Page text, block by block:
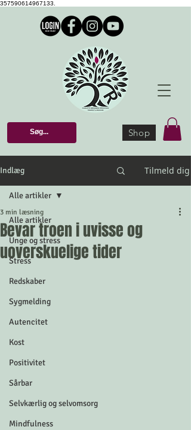
357590614967133.
Shop
Indlæg Tilmeld dig
Alle artikler
Unge og stress
Stress
Redskaber
Sygmelding
Autencitet
Kost
Positivitet
Sårbar
Selvkærlig og selvomsorg
Mindfulness
Alle artikler
Bevar troen i uvisse og
uoverskuelige tider
3 min læsning